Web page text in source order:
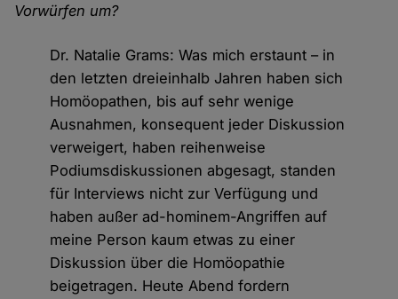
Vorwürfen um?
Dr. Natalie Grams: Was mich erstaunt – in
den letzten dreieinhalb Jahren haben sich
Homöopathen, bis auf sehr wenige
Ausnahmen, konsequent jeder Diskussion
verweigert, haben reihenweise
Podiumsdiskussionen abgesagt, standen
für Interviews nicht zur Verfügung und
haben außer ad-hominem-Angriffen auf
meine Person kaum etwas zu einer
Diskussion über die Homöopathie
beigetragen. Heute Abend fordern